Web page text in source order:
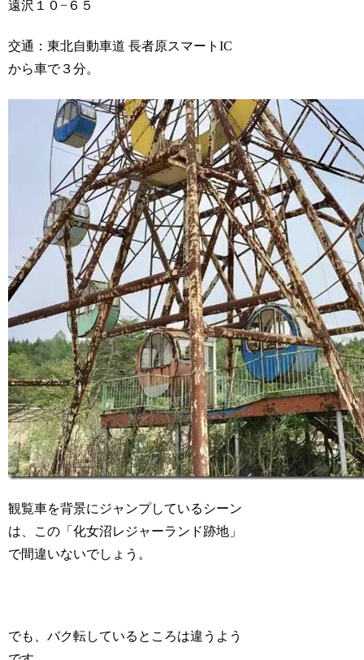
遠沢１０−６５
交通：東北自動車道 長者原スマートIC
から車で３分。
観覧車を背景にジャンプしているシーン
は、この「化女沼レジャーランド跡地」
で間違いないでしょう。
でも、バク転しているところは違うよう